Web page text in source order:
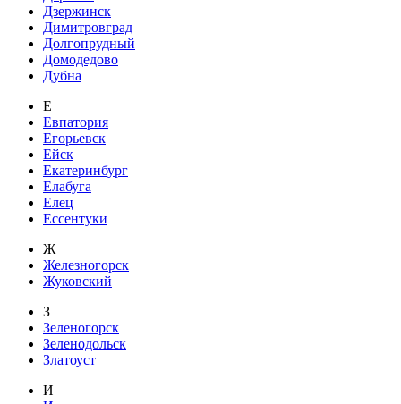
Дзержинск
Димитровград
Долгопрудный
Домодедово
Дубна
Е
Евпатория
Егорьевск
Ейск
Екатеринбург
Елабуга
Елец
Ессентуки
Ж
Железногорск
Жуковский
З
Зеленогорск
Зеленодольск
Златоуст
И